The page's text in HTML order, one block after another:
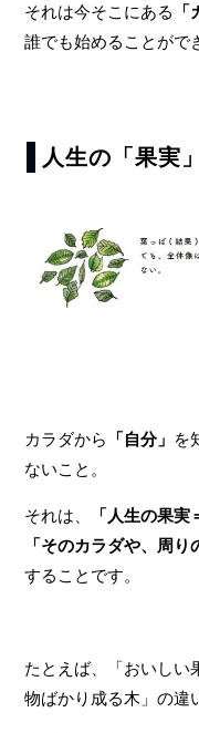
それは今そこにある
誰でも始めることがで
人生の「果実
カラダから 「自分」 を
ないこと。
それは、 「人生の果
「そのカラダや、周
することです。
たとえば、「おいしい
物ばかり成る木」の違